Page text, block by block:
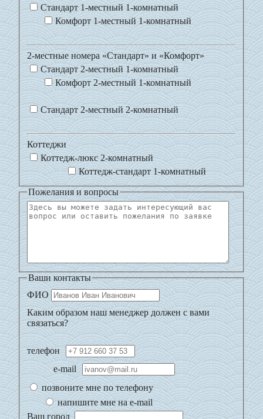
Стандарт 1-местный 1-комнатный
Комфорт 1-местный 1-комнатный
2-местные номера «Стандарт» и «Комфорт»
Стандарт 2-местный 1-комнатный
Комфорт 2-местный 1-комнатный
Стандарт 2-местный 2-комнатный
Коттеджи
Коттедж-люкс 2-комнатный
Коттедж-стандарт 1-комнатный
Пожелания и вопросы
Ваши контакты
ФИО
Каким образом наш менеджер должен с вами
связаться?
телефон
e-mail
позвоните мне по телефону
напишите мне на e-mail
Ваш город